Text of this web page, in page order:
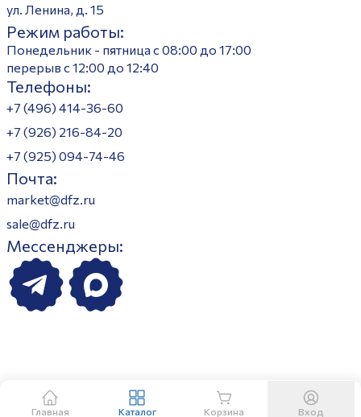
ул. Ленина, д. 15
Режим работы:
Понедельник - пятница с 08:00 до 17:00
перерыв с 12:00 до 12:40
Телефоны:
+7 (496) 414-36-60
+7 (926) 216-84-20
+7 (925) 094-74-46
Почта:
market@dfz.ru
sale@dfz.ru
Мессенджеры:
Главная Каталог Корзина Вход